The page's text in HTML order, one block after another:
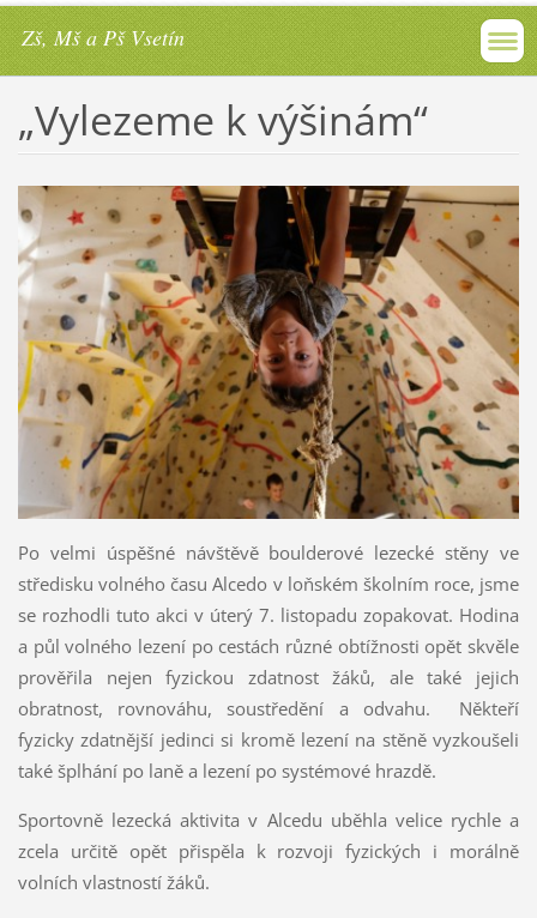
Zš, Mš a Pš Vsetín
„Vylezeme k výšinám“
Po velmi úspěšné návštěvě boulderové lezecké stěny ve
středisku volného času Alcedo v loňském školním roce, jsme
se rozhodli tuto akci v úterý 7. listopadu zopakovat. Hodina
a půl volného lezení po cestách různé obtížnosti opět skvěle
prověřila nejen fyzickou zdatnost žáků, ale také jejich
obratnost, rovnováhu, soustředění a odvahu. Někteří
fyzicky zdatnější jedinci si kromě lezení na stěně vyzkoušeli
také šplhání po laně a lezení po systémové hrazdě.
Sportovně lezecká aktivita v Alcedu uběhla velice rychle a
zcela určitě opět přispěla k rozvoji fyzických i morálně
volních vlastností žáků.